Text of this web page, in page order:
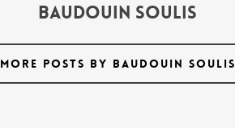
Baudouin Soulis
MORE POSTS BY BAUDOUIN SOULIS